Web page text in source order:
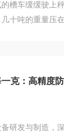
槽车缓缓驶上
十吨的重量压
的发生需要三
燃剂（通常是空
面等）。这...
克：高精度
研发与制造，